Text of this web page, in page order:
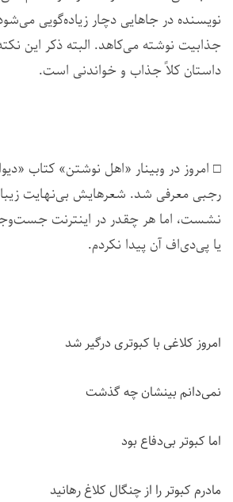
نویسنده در جاهایی دچار زیاده‌گویی
جذابیت نوشته می‌کاهد. البته ذکر این
داستان کلاً جذاب و خواندنی است.
□ امروز در وبینار «اهل نوشتن» کتاب
رجبی معرفی شد. شعرهایش بی‌نهایت زیبا
نشست، اما هر چقدر در اینترنت جست‌وجو
یا پی‌دی‌اف آن پیدا نکردم.
امروز کلاغی با کبوتری درگیر شد
نمی‌دانم بینشان چه گذشت
اما کبوتر بی‌دفاع بود
مادرم کبوتر را از چنگال کلاغ رهانید